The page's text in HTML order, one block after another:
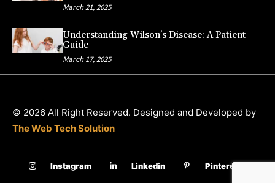
March 21, 2025
Understanding Wilson’s Disease: A Patient
Guide
March 17, 2025
© 2026 All Right Reserved. Designed and Developed by
The Web Tech Solution
Instagram Linkedin Pinterest